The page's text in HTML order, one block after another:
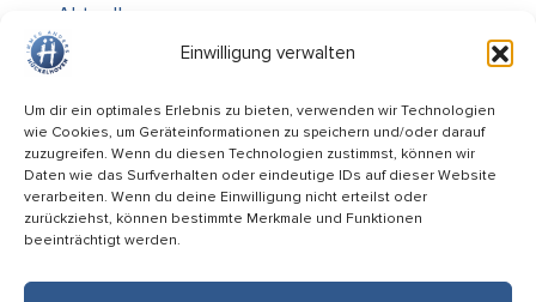
Einwilligung verwalten
Um dir ein optimales Erlebnis zu bieten, verwenden wir Technologien
wie Cookies, um Geräteinformationen zu speichern und/oder darauf
zuzugreifen. Wenn du diesen Technologien zustimmst, können wir
Daten wie das Surfverhalten oder eindeutige IDs auf dieser Website
verarbeiten. Wenn du deine Einwilligung nicht erteilst oder
zurückziehst, können bestimmte Merkmale und Funktionen
beeinträchtigt werden.
Aktuelles
Über uns
Kontakt / Öffnungszeiten
Alle Ämter
Stellenausschreibungen
Rechtliches